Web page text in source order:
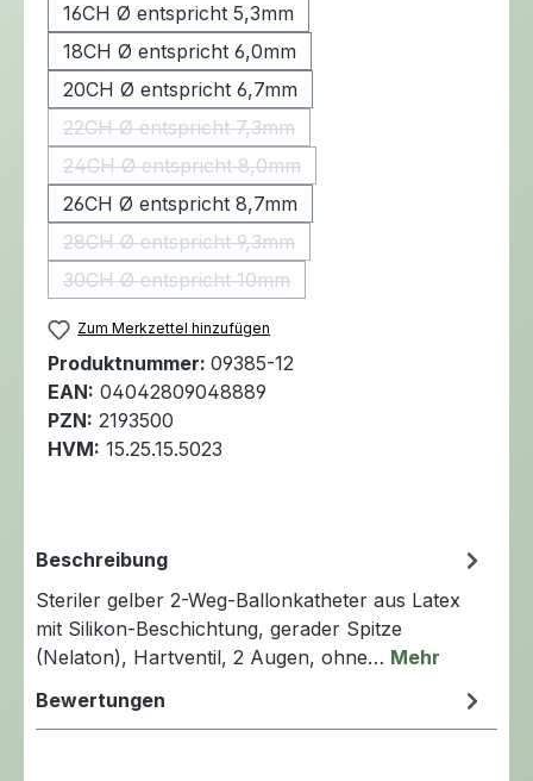
16CH Ø entspricht 5,3mm
18CH Ø entspricht 6,0mm
20CH Ø entspricht 6,7mm
22CH Ø entspricht 7,3mm
(Diese Option ist zurzeit nicht verfügbar.)
24CH Ø entspricht 8,0mm
(Diese Option ist zurzeit nicht verfügbar.)
26CH Ø entspricht 8,7mm
28CH Ø entspricht 9,3mm
(Diese Option ist zurzeit nicht verfügbar.)
30CH Ø entspricht 10mm
(Diese Option ist zurzeit nicht verfügbar.)
Zum Merkzettel hinzufügen
Produktnummer: 09385-12
EAN: 04042809048889
PZN: 2193500
HVM: 15.25.15.5023
Beschreibung
Steriler gelber 2-Weg-Ballonkatheter aus Latex
mit Silikon-Beschichtung, gerader Spitze
(Nelaton), Hartventil, 2 Augen, ohne… Mehr
Bewertungen